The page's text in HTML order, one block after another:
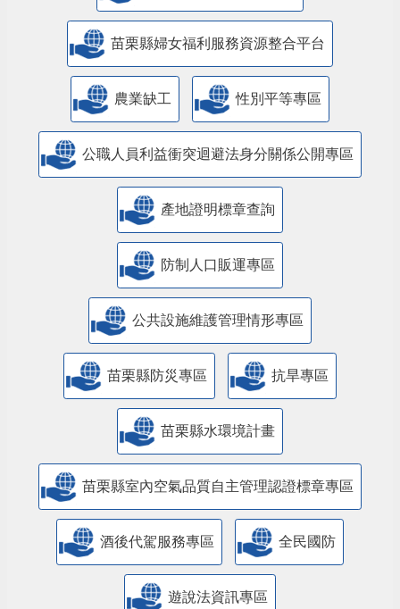
苗栗縣婦女福利服務資源整合平台
農業缺工 性別平等專區
公職人員利益衝突迴避法身分關係公開專區
產地證明標章查詢
防制人口販運專區
​公共設施維護管理情形專區
苗栗縣防災專區 抗旱專區
苗栗縣水環境計畫
苗栗縣室內空氣品質自主管理認證標章專區
酒後代駕服務專區 全民國防
遊說法資訊專區